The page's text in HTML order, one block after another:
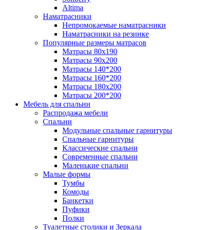
Altima
Наматрасники
Непромокаемые наматрасники
Наматрасники на резинке
Популярные размеры матрасов
Матрасы 80x190
Матрасы 90x200
Матрасы 140*200
Матрасы 160*200
Матрасы 180x200
Матрасы 200*200
Мебель для спальни
Распродажа мебели
Спальни
Модульные спальные гарнитуры
Спальные гарнитуры
Классические спальни
Современные спальни
Маленькие спальни
Малые формы
Тумбы
Комоды
Банкетки
Пуфики
Полки
Туалетные столики и Зеркала